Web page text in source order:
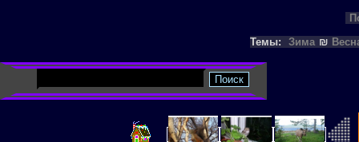
Темы:
Зима ₪